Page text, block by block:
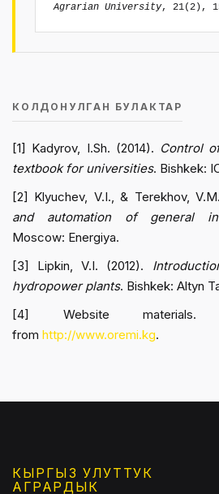
Agrarian University, 21(2),
КОЛДОНУЛГАН БУЛАКТАР
[1] Kadyrov, I.Sh. (2014). Control
textbook for universities. Bishkek:
[2] Klyuchev, V.I., & Terekhov,
and automation of general
Moscow: Energiya.
[3] Lipkin, V.I. (2012).
hydropower plants. Bishkek: Altyn
[4] Website materials.
from http://www.oremi.kg.
КЫРГЫЗ УЛУТТУК
АГРАРДЫК